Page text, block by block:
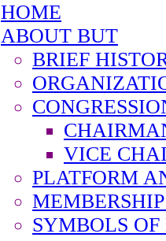
HOME
ABOUT BUT
BRIEF
VICE
PLATFORM
SYMBOLS